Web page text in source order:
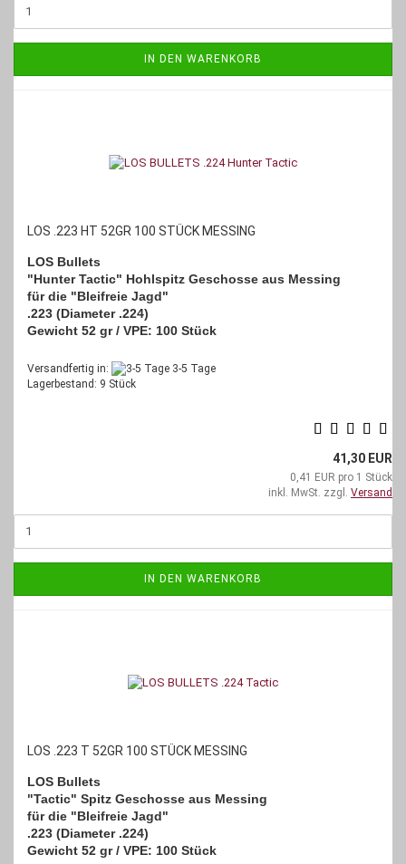
IN DEN WARENKORB
LOS .223 HT 52GR 100 STÜCK MESSING
LOS Bullets
"Hunter Tactic" Hohlspitz Geschosse aus Messing
für die "Bleifreie Jagd"
.223 (Diameter .224)
Gewicht 52 gr / VPE: 100 Stück
Versandfertig in:
3-5 Tage
Lagerbestand: 9 Stück
41,30 EUR
0,41 EUR pro 1 Stück
inkl. MwSt. zzgl. Versand
IN DEN WARENKORB
LOS .223 T 52GR 100 STÜCK MESSING
LOS Bullets
"Tactic" Spitz Geschosse aus Messing
für die "Bleifreie Jagd"
.223 (Diameter .224)
Gewicht 52 gr / VPE: 100 Stück